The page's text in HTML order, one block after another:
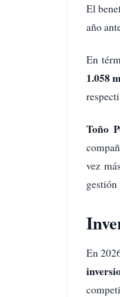
El
año
En
1.058
Toño
vez
En